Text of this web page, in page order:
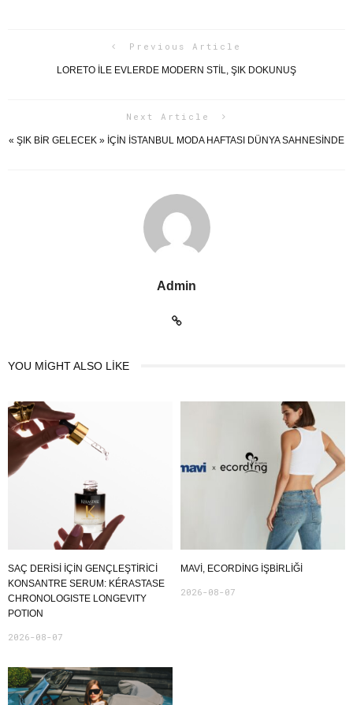
Previous Article
LORETO ILE EVLERDE MODERN STIL, ŞIK DOKUNUŞ
Next Article
« ŞIK BIR GELECEK » IÇIN İSTANBUL MODA HAFTASI DÜNYA SAHNESINDE
Admin
YOU MIGHT ALSO LIKE
SAÇ DERİSİ İÇİN GENÇLEŞTİRİCİ
KONSANTRE SERUM: KÉRASTASE
CHRONOLOGISTE LONGEVITY
POTION
2026-08-07
MAVI, ECORDING IŞBIRLIĞI
2026-08-07